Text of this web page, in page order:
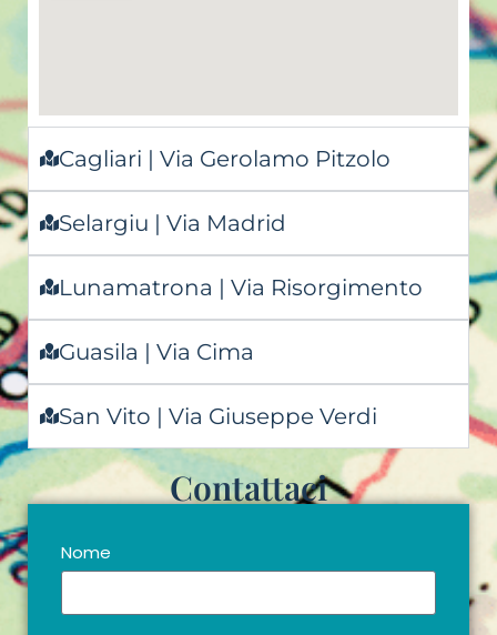
Cagliari | Via Gerolamo Pitzolo
Selargiu | Via Madrid
Lunamatrona | Via Risorgimento
Guasila | Via Cima
San Vito | Via Giuseppe Verdi
Contattaci
Nome